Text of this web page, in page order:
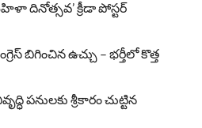
దినోత్సవ’ క్రీడా పోస్టర్
బిగించిన ఉచ్చు – భర్తీలో కొత్త
పనులకు శ్రీకారం చుట్టిన